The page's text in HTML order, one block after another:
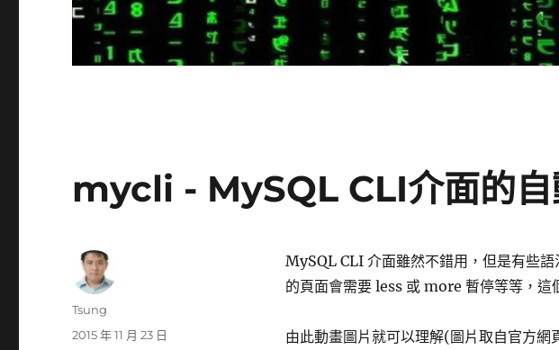
mycli - MySQL CLI介面的自
MySQL CLI 介面雖然不錯用，但是有些
的頁面會需要 less 或 more 暫停等等，這
由此動畫圖片就可以理解(圖片取自官方網
作
Tsung
發
2015 年 11 月 23 日